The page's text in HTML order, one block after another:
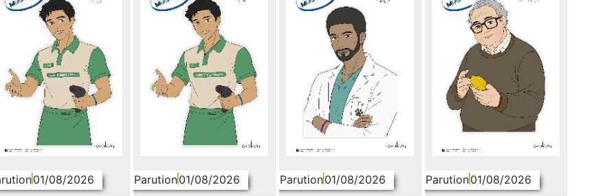
01/08/2026 Parution01/08/2026 Parution01/08/2026 Parution01/08/2026